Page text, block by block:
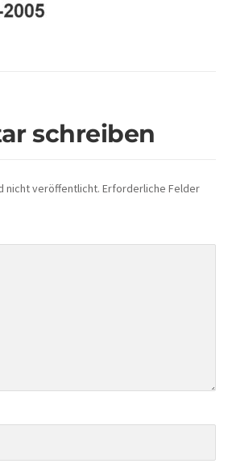
schreiben
nicht veröffentlicht. Erforderliche Felder